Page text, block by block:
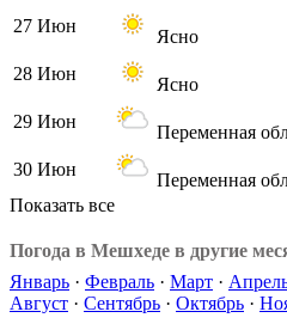
27 Июн
Ясно
28 Июн
Ясно
29 Июн
Переменная
30 Июн
Переменная
Показать все
Погода в Мешхеде в другие
Январь · Февраль · Март ·
Август · Сентябрь · Октябрь ·